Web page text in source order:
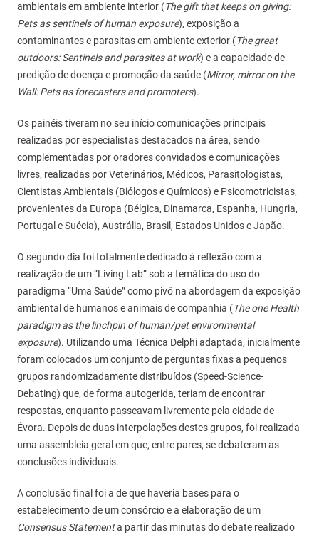
ambientais em ambiente interior (The gift that keeps on giving:
Pets as sentinels of human exposure), exposição a
contaminantes e parasitas em ambiente exterior (The great
outdoors: Sentinels and parasites at work) e a capacidade de
predição de doença e promoção da saúde (Mirror, mirror on the
Wall: Pets as forecasters and promoters).
Os painéis tiveram no seu início comunicações principais
realizadas por especialistas destacados na área, sendo
complementadas por oradores convidados e comunicações
livres, realizadas por Veterinários, Médicos, Parasitologistas,
Cientistas Ambientais (Biólogos e Químicos) e Psicomotricistas,
provenientes da Europa (Bélgica, Dinamarca, Espanha, Hungria,
Portugal e Suécia), Austrália, Brasil, Estados Unidos e Japão.
O segundo dia foi totalmente dedicado à reflexão com a
realização de um “Living Lab” sob a temática do uso do
paradigma “Uma Saúde” como pivô na abordagem da exposição
ambiental de humanos e animais de companhia (The one Health
paradigm as the linchpin of human/pet environmental
exposure). Utilizando uma Técnica Delphi adaptada, inicialmente
foram colocados um conjunto de perguntas fixas a pequenos
grupos randomizadamente distribuídos (Speed-Science-
Debating) que, de forma autogerida, teriam de encontrar
respostas, enquanto passeavam livremente pela cidade de
Évora. Depois de duas interpolações destes grupos, foi realizada
uma assembleia geral em que, entre pares, se debateram as
conclusões individuais.
A conclusão final foi a de que haveria bases para o
estabelecimento de um consórcio e a elaboração de um
Consensus Statementa partir das minutas do debate realizado